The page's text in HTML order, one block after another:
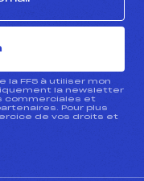
la FFS à utiliser mon
la newsletter
commerciales et
Pour plus
de vos droits et